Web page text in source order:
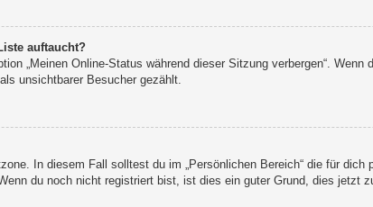
auftaucht?
„Meinen Online-Status während dieser Sitzung verbergen“.
unsichtbarer Besucher gezählt.
In diesem Fall solltest du im „Persönlichen Bereich“ die für
du noch nicht registriert bist, ist dies ein guter Grund, dies jetzt